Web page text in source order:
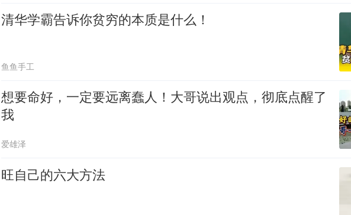
清华学霸告诉你贫穷的本质是什么！
鱼鱼手工
想要命好，一定要远离蠢人！大哥说出观点，彻底点醒了
我
爱雄泽
旺自己的六大方法